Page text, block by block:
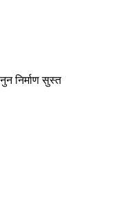
निर्माण सुस्त